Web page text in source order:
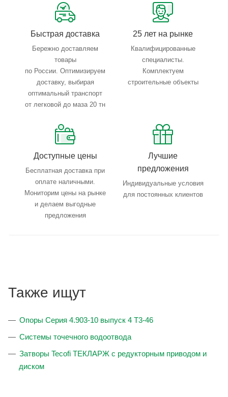
Быстрая доставка
Бережно доставляем
товары
по России. Оптимизируем
доставку, выбирая
оптимальный транспорт
от легковой до маза 20 тн
25 лет на рынке
Квалифицированные
специалисты.
Комплектуем
строительные объекты
Доступные цены
Бесплатная доставка при
оплате наличными.
Мониторим цены на рынке
и делаем выгодные
предложения
Лучшие
предложения
Индивидуальные условия
для постоянных клиентов
Также ищут
Опоры Серия 4.903-10 выпуск 4 Т3-46
Системы точечного водоотвода
Затворы Tecofi ТЕКЛАРЖ с редукторным приводом и
диском